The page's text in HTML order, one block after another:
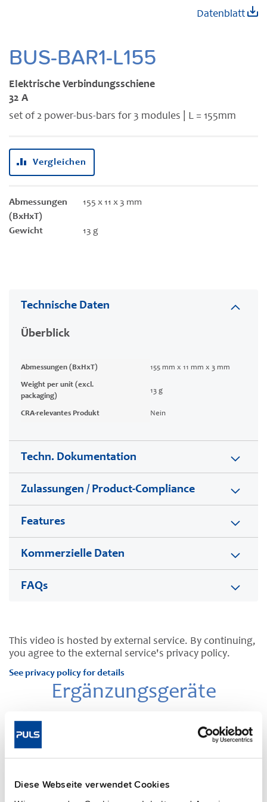
Diese Webseite verwendet Cookies
BUS-BAR1-L155
Elektrische Verbindungsschiene
32 A
set of 2 power-bus-bars for 3 modules | L = 155mm
Datenblatt
Vergleichen
Abmessungen
(BxHxT)
155 x 11 x 3 mm
Gewicht 13 g
Bildgalerie
springen
Technische Daten
Überblick
Abmessungen (BxHxT) 155 mm x 11 mm x 3 mm
Weight per unit (excl.
packaging)
13 g
CRA-relevantes Produkt Nein
Techn. Dokumentation
Zulassungen / Product-Compliance
Features
Kommerzielle Daten
FAQs
This video is hosted by external service. By continuing,
you agree to the external service's privacy policy.
See privacy policy for details
Ergänzungsgeräte